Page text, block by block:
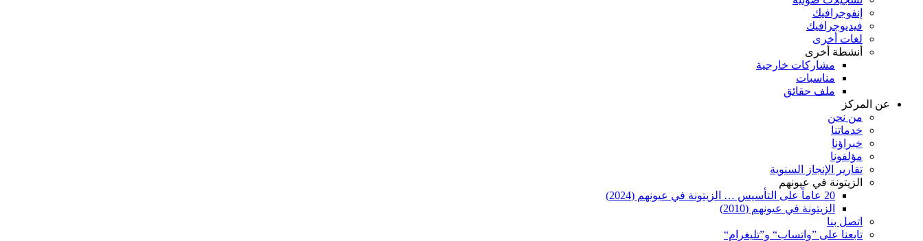
إنفوجرافيك
فيديوجرافيك
لغات أخرى
أنشطة أخرى
مشاركات خارجية
مناسبات
ملف حقائق
عن المركز
من نحن
خدماتنا
خبراؤنا
مؤلفونا
تقارير الإنجاز السنوية
الزيتونة في عيونهم
20 عاماً على التأسيس … الزيتونة في عيونهم (2024)
الزيتونة في عيونهم (2010)
اتصل بنا
تابعنا على ”واتساب“ و”تليغرام“